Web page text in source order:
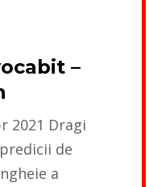
–
2021 Dragi
de
a